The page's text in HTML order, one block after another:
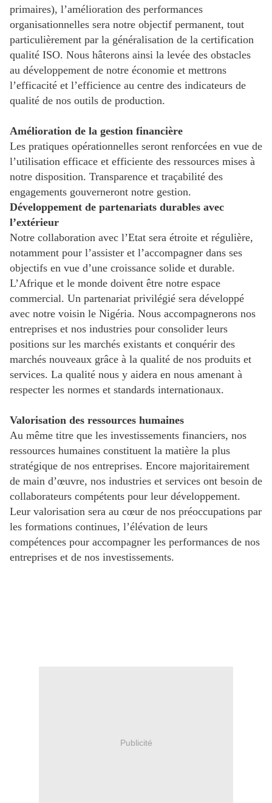
primaires), l’amélioration des performances
organisationnelles sera notre objectif permanent, tout
particulièrement par la généralisation de la certification
qualité ISO. Nous hâterons ainsi la levée des obstacles
au développement de notre économie et mettrons
l’efficacité et l’efficience au centre des indicateurs de
qualité de nos outils de production.
Amélioration de la gestion financière
Les pratiques opérationnelles seront renforcées en vue de
l’utilisation efficace et efficiente des ressources mises à
notre disposition. Transparence et traçabilité des
engagements gouverneront notre gestion.
Développement de partenariats durables avec
l’extérieur
Notre collaboration avec l’Etat sera étroite et régulière,
notamment pour l’assister et l’accompagner dans ses
objectifs en vue d’une croissance solide et durable.
L’Afrique et le monde doivent être notre espace
commercial. Un partenariat privilégié sera développé
avec notre voisin le Nigéria. Nous accompagnerons nos
entreprises et nos industries pour consolider leurs
positions sur les marchés existants et conquérir des
marchés nouveaux grâce à la qualité de nos produits et
services. La qualité nous y aidera en nous amenant à
respecter les normes et standards internationaux.
Valorisation des ressources humaines
Au même titre que les investissements financiers, nos
ressources humaines constituent la matière la plus
stratégique de nos entreprises. Encore majoritairement
de main d’œuvre, nos industries et services ont besoin de
collaborateurs compétents pour leur développement.
Leur valorisation sera au cœur de nos préoccupations par
les formations continues, l’élévation de leurs
compétences pour accompagner les performances de nos
entreprises et de nos investissements.
Publicité